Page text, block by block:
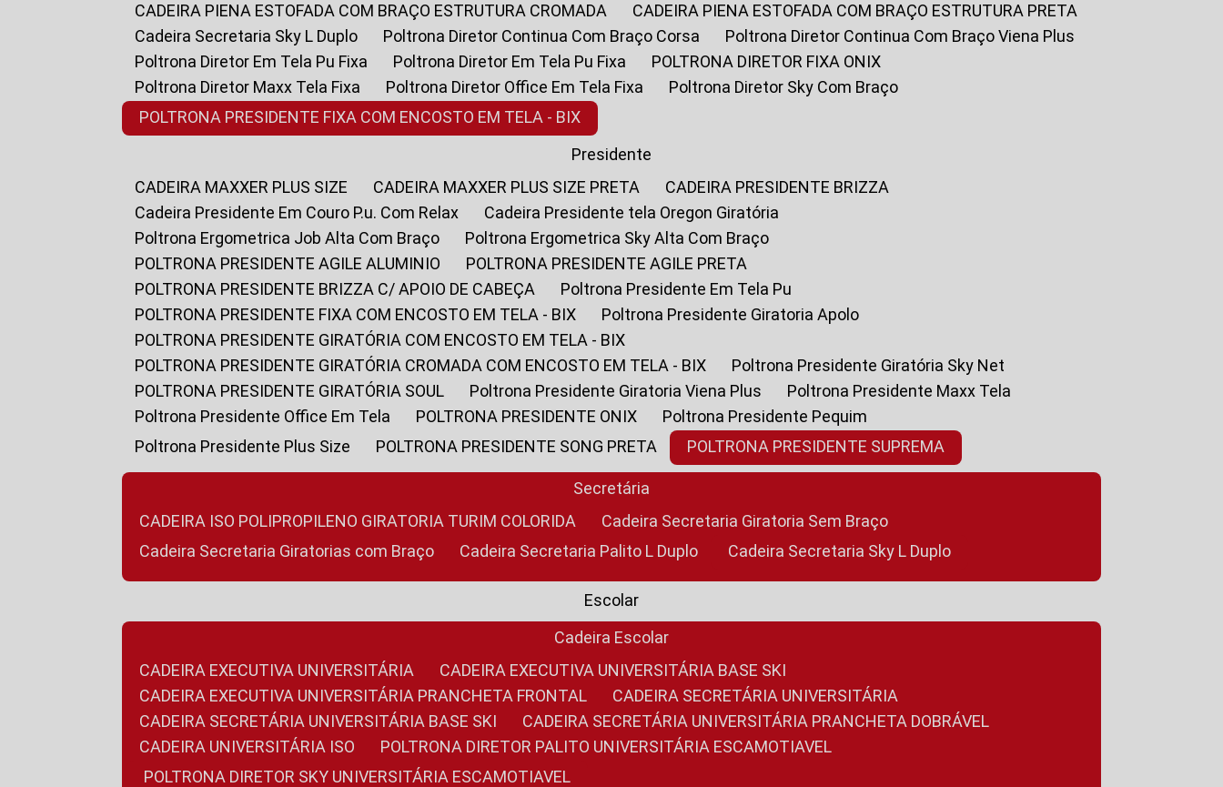
CADEIRA PIENA ESTOFADA COM BRAÇO ESTRUTURA CROMADA
CADEIRA PIENA ESTOFADA COM BRAÇO ESTRUTURA PRETA
Cadeira Secretaria Sky L Duplo
Poltrona Diretor Continua Com Braço Corsa
Poltrona Diretor Continua Com Braço Viena Plus
Poltrona Diretor Em Tela Pu Fixa
Poltrona Diretor Em Tela Pu Fixa
POLTRONA DIRETOR FIXA ONIX
Poltrona Diretor Maxx Tela Fixa
Poltrona Diretor Office Em Tela Fixa
Poltrona Diretor Sky Com Braço
POLTRONA PRESIDENTE FIXA COM ENCOSTO EM TELA - BIX
Presidente
CADEIRA MAXXER PLUS SIZE
CADEIRA MAXXER PLUS SIZE PRETA
CADEIRA PRESIDENTE BRIZZA
Cadeira Presidente Em Couro P.u. Com Relax
Cadeira Presidente tela Oregon Giratória
Poltrona Ergometrica Job Alta Com Braço
Poltrona Ergometrica Sky Alta Com Braço
POLTRONA PRESIDENTE AGILE ALUMINIO
POLTRONA PRESIDENTE AGILE PRETA
POLTRONA PRESIDENTE BRIZZA C/ APOIO DE CABEÇA
Poltrona Presidente Em Tela Pu
POLTRONA PRESIDENTE FIXA COM ENCOSTO EM TELA - BIX
Poltrona Presidente Giratoria Apolo
POLTRONA PRESIDENTE GIRATÓRIA COM ENCOSTO EM TELA - BIX
POLTRONA PRESIDENTE GIRATÓRIA CROMADA COM ENCOSTO EM TELA - BIX
Poltrona Presidente Giratória Sky Net
POLTRONA PRESIDENTE GIRATÓRIA SOUL
Poltrona Presidente Giratoria Viena Plus
Poltrona Presidente Maxx Tela
Poltrona Presidente Office Em Tela
POLTRONA PRESIDENTE ONIX
Poltrona Presidente Pequim
Poltrona Presidente Plus Size
POLTRONA PRESIDENTE SONG PRETA POLTRONA PRESIDENTE SUPREMA
Secretária
CADEIRA ISO POLIPROPILENO GIRATORIA TURIM COLORIDA
Cadeira Secretaria Giratoria Sem Braço
Cadeira Secretaria Giratorias com Braço
Cadeira Secretaria Palito L Duplo Cadeira Secretaria Sky L Duplo
Escolar
Cadeira Escolar
CADEIRA EXECUTIVA UNIVERSITÁRIA
CADEIRA EXECUTIVA UNIVERSITÁRIA BASE SKI
CADEIRA EXECUTIVA UNIVERSITÁRIA PRANCHETA FRONTAL
CADEIRA SECRETÁRIA UNIVERSITÁRIA
CADEIRA SECRETÁRIA UNIVERSITÁRIA BASE SKI
CADEIRA SECRETÁRIA UNIVERSITÁRIA PRANCHETA DOBRÁVEL
CADEIRA UNIVERSITÁRIA ISO
POLTRONA DIRETOR PALITO UNIVERSITÁRIA ESCAMOTIAVEL
POLTRONA DIRETOR SKY UNIVERSITÁRIA ESCAMOTIAVEL